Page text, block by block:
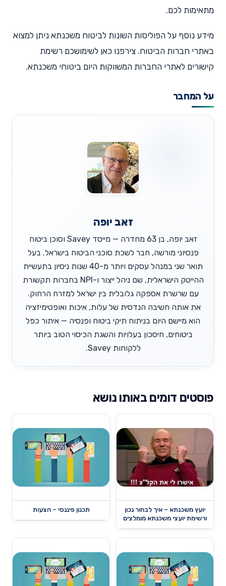
מתאימות לכם.
מידע נוסף על הפוליסות השונות לביטוח משכנתא ניתן למצוא
באתרי חברות הביטוח. צירפנו כאן לשימושכם רשימת
קישורים לאתרי החברות המשווקות היום ביטוחי משכנתא.
על המחבר
זאב יופה
זאב יופה, בן 63 מחדרה — מייסד Savey וסוכן ביטוח
פנסיוני מורשה, חבר לשכת סוכני הביטוח בישראל. בעל
תואר שני במנהל עסקים ויותר מ-40 שנות ניסיון בתעשיית
ההייטק הישראלית, שם ניהל ייצור ו-NPI בחברות תקשורת
עם שרשרת אספקה גלובלית בין ישראל למזרח הרחוק.
את אותה חשיבה הנדסית של עלות, איכות ואופטימיזציה
הוא מיישם היום בניתוח תיקי ביטוח ופנסיה — איתור כפל
ביטוחים, חיסכון בעלויות והשגת הכיסוי הטוב ביותר
ללקוחות Savey.
פוסטים דומים באותו נושא
יועץ משכנתא – איך לבחור נכון
ורשימת יועצי משכנתא מומלצים
תכנון פיננסי – הצעות